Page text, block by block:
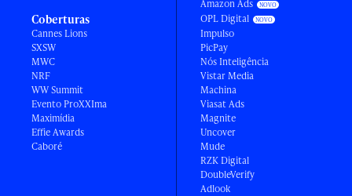
Coberturas
Cannes Lions
SXSW
MWC
NRF
WW Summit
Evento ProXXIma
Maximídia
Effie Awards
Caboré
Amazon Ads
OPL Digital
Impulso
PicPay
Nós Inteligência
Vistar Media
Machina
Viasat Ads
Magnite
Uncover
Mude
RZK Digital
DoubleVerify
Adlook